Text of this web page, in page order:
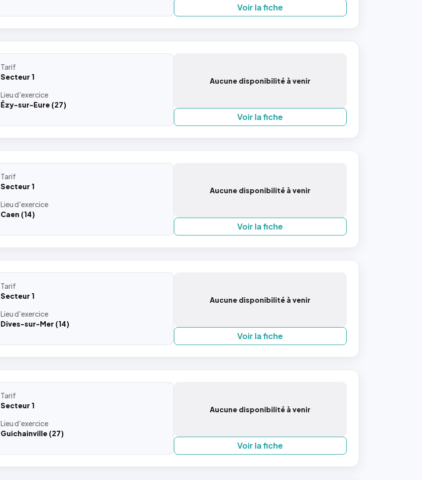
Voir la fiche
Tarif
Secteur 1
Lieud'exercice
Ézy-sur-Eure (27)
Aucune disponibilité à venir
Voir la fiche
Tarif
Secteur 1
Lieud'exercice
Caen (14)
Aucune disponibilité à venir
Voir la fiche
Tarif
Secteur 1
Lieud'exercice
Dives-sur-Mer (14)
Aucune disponibilité à venir
Voir la fiche
Tarif
Secteur 1
Lieud'exercice
Guichainville (27)
Aucune disponibilité à venir
Voir la fiche